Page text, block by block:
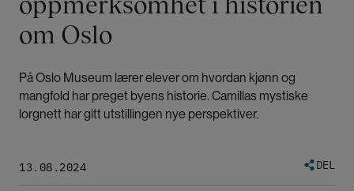
g
a
s
i
n
om Oslo
På Oslo Museum lærer elever om hvordan kjønn og
mangfold har preget byens historie. Camillas mystiske
lorgnett har gitt utstillingen nye perspektiver.
13.08.2024 DEL